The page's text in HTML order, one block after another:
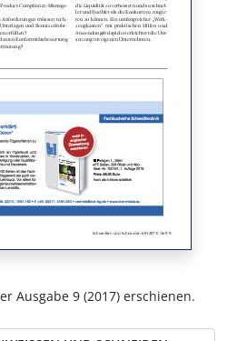
Ausgabe 9 (2017) erschienen.